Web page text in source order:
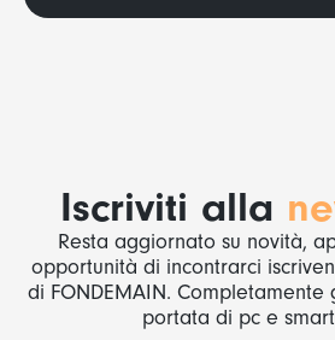
Iscriviti alla
Resta aggiornato su novità,
opportunità di incontrarci
di FONDEMAIN.
portata di pc e